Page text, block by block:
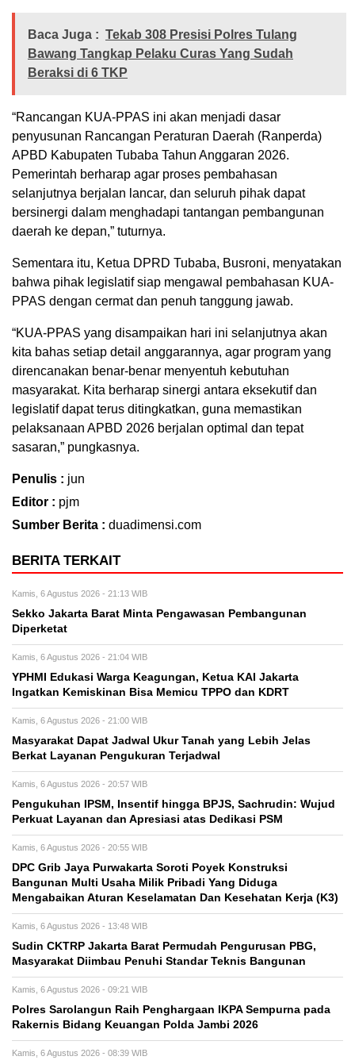
Baca Juga : Tekab 308 Presisi Polres Tulang
Bawang Tangkap Pelaku Curas Yang Sudah
Beraksi di 6 TKP
“Rancangan KUA-PPAS ini akan menjadi dasar
penyusunan Rancangan Peraturan Daerah (Ranperda)
APBD Kabupaten Tubaba Tahun Anggaran 2026.
Pemerintah berharap agar proses pembahasan
selanjutnya berjalan lancar, dan seluruh pihak dapat
bersinergi dalam menghadapi tantangan pembangunan
daerah ke depan,” tuturnya.
Sementara itu, Ketua DPRD Tubaba, Busroni, menyatakan
bahwa pihak legislatif siap mengawal pembahasan KUA-
PPAS dengan cermat dan penuh tanggung jawab.
“KUA-PPAS yang disampaikan hari ini selanjutnya akan
kita bahas setiap detail anggarannya, agar program yang
direncanakan benar-benar menyentuh kebutuhan
masyarakat. Kita berharap sinergi antara eksekutif dan
legislatif dapat terus ditingkatkan, guna memastikan
pelaksanaan APBD 2026 berjalan optimal dan tepat
sasaran,” pungkasnya.
Penulis : jun
Editor : pjm
Sumber Berita : duadimensi.com
BERITA TERKAIT
Kamis, 6 Agustus 2026 - 21:13 WIB
Sekko Jakarta Barat Minta Pengawasan Pembangunan
Diperketat
Kamis, 6 Agustus 2026 - 21:04 WIB
YPHMI Edukasi Warga Keagungan, Ketua KAI Jakarta
Ingatkan Kemiskinan Bisa Memicu TPPO dan KDRT
Kamis, 6 Agustus 2026 - 21:00 WIB
Masyarakat Dapat Jadwal Ukur Tanah yang Lebih Jelas
Berkat Layanan Pengukuran Terjadwal
Kamis, 6 Agustus 2026 - 20:57 WIB
Pengukuhan IPSM, Insentif hingga BPJS, Sachrudin: Wujud
Perkuat Layanan dan Apresiasi atas Dedikasi PSM
Kamis, 6 Agustus 2026 - 20:55 WIB
DPC Grib Jaya Purwakarta Soroti Poyek Konstruksi
Bangunan Multi Usaha Milik Pribadi Yang Diduga
Mengabaikan Aturan Keselamatan Dan Kesehatan Kerja (K3)
Kamis, 6 Agustus 2026 - 13:48 WIB
Sudin CKTRP Jakarta Barat Permudah Pengurusan PBG,
Masyarakat Diimbau Penuhi Standar Teknis Bangunan
Kamis, 6 Agustus 2026 - 09:21 WIB
Polres Sarolangun Raih Penghargaan IKPA Sempurna pada
Rakernis Bidang Keuangan Polda Jambi 2026
Kamis, 6 Agustus 2026 - 08:39 WIB